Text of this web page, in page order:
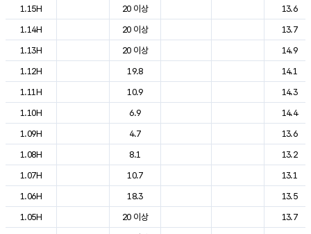
1.15H
20 이상
13.6
1.14H
20 이상
13.7
1.13H
20 이상
14.9
1.12H
19.8
14.1
1.11H
10.9
14.3
1.10H
6.9
14.4
1.09H
4.7
13.6
1.08H
8.1
13.2
1.07H
10.7
13.1
1.06H
18.3
13.5
1.05H
20 이상
13.7